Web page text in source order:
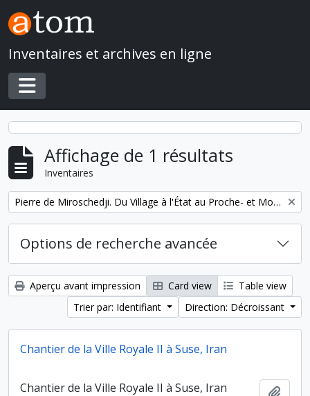
Skip to main content
Inventaires et archives en ligne
Toggle navigation
Affichage de 1 résultats
Inventaires
Remove filter: Pierre de Miroschedji. Du Village à l'État au Proche- et Moyen-Orient
Options de recherche avancée
Aperçu avant impression Card view
Table view
Trier par: Identifiant
Direction: Décroissant
Chantier de la Ville Royale II à Suse, Iran
Chantier de la Ville Royale II à Suse, Iran